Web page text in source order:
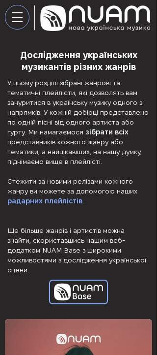
Дослідження українських
музикантів різних жанрів
У цьому розділі зібрані жанрові та
тематичні плейлісти, які дозволять вам
зануритися в українську музику одного з
напрямків. У кожній добірці представлено
по одній пісні від одного артиста або
гурту. Ми намагаємося зібрати всіх
представників кожного жанру або
тематики, а найцікавіших, на нашу думку,
піднімаємо вище в плейлісті.
Стежити за новими релізами кожного
жанру ви можете за допомогою наших
радарних плейлістів
Ще більше жанрів і артистів можна
знайти, скориставшись нашим веб-
додатком NUAM Base з широкими
можливостями з дослідження української
сцени.